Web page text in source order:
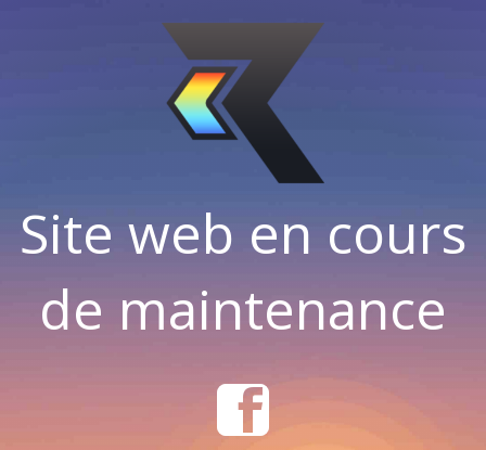
Site web en cours
de maintenance